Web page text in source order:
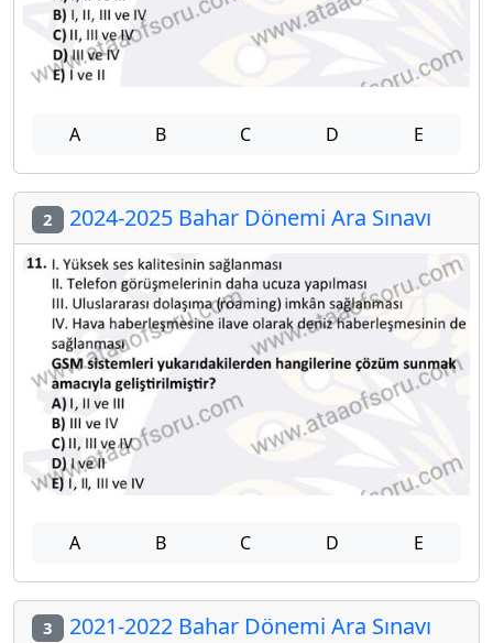
A B C D E
2 2024-2025 Bahar Dönemi Ara Sınavı
A B C D E
3 2021-2022 Bahar Dönemi Ara Sınavı